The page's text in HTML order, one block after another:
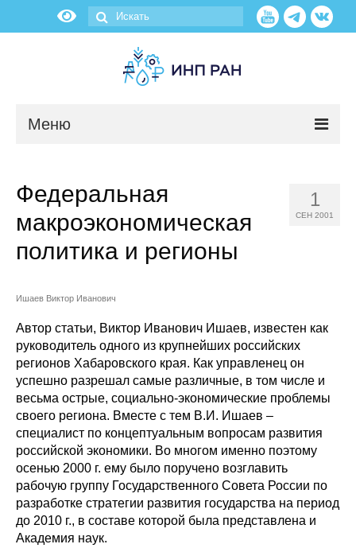
Меню
О нас
Сотрудники
Отчетность
Противодействие коррупции
Материалы для СМИ
Публикации
1
СЕН 2001
Федеральная
макроэкономическая
политика и регионы
Ишаев Виктор Иванович
Автор статьи, Виктор Иванович Ишаев, известен как
руководитель одного из крупнейших российских
регионов Хабаровского края. Как управленец он
успешно разрешал самые различные, в том числе и
весьма острые, социально-экономические проблемы
своего региона. Вместе с тем В.И. Ишаев –
специалист по концептуальным вопросам развития
российской экономики. Во многом именно поэтому
осенью 2000 г. ему было поручено возглавить
рабочую группу Государственного Совета России по
разработке стратегии развития государства на период
до 2010 г., в составе которой была представлена и
Академия наук.